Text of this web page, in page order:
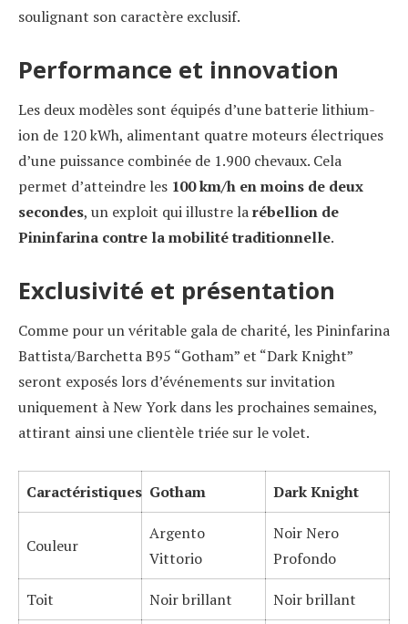
soulignant son caractère exclusif.
Performance et innovation
Les deux modèles sont équipés d’une batterie lithium-
ion de 120 kWh, alimentant quatre moteurs électriques
d’une puissance combinée de 1.900 chevaux. Cela
permet d’atteindre les 100 km/h en moins de deux
secondes, un exploit qui illustre larébellion de
Pininfarina contre la mobilité traditionnelle.
Exclusivité et présentation
Comme pour un véritable gala de charité, les Pininfarina
Battista/Barchetta B95 “Gotham” et “Dark Knight”
seront exposés lors d’événements sur invitation
uniquement à New York dans les prochaines semaines,
attirant ainsi une clientèle triée sur le volet.
Caractéristiques Gotham Dark Knight
Couleur
Argento
Vittorio
Noir Nero
Profondo
Toit Noir brillant Noir brillant